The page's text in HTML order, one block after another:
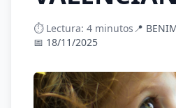
⏱️ Lectura: 4 minutos📍
📅 18/11/2025